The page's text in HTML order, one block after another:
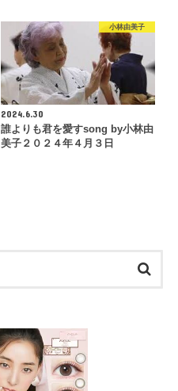
小林由美子
2024.6.30
誰よりも君を愛すsong by小林由
美子２０２４年４月３日